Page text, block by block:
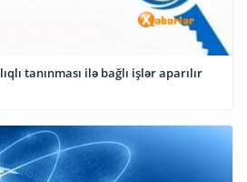
tanınması ilə bağlı işlər aparılır